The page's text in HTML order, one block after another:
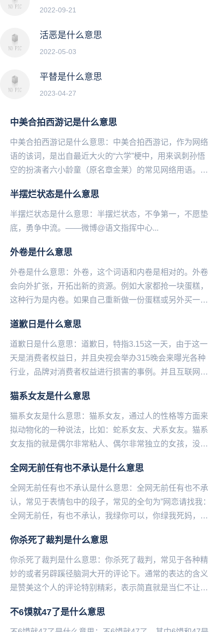
2022-09-21
活恶是什么意思
2022-05-03
平替是什么意思
2023-04-27
中美合拍西游记是什么意思
中美合拍西游记是什么意思：中美合拍西游记，作为网络
语的该词，是出自最近大火的“六学”梗中，用来讽刺孙悟
空的扮演者六小龄童（原名章金莱）的常见网络用语。而
半摆烂状态是什么意思
半摆烂状态是什么意思：半摆烂状态，不争第一，不愿垫
底，勇争中流。——微博@语文指挥中心...
外卷是什么意思
外卷是什么意思：外卷，这个词语和内卷是相对的。外卷
会向外扩张，开拓出新的资源。例如大家都抢一块蛋糕，
这种行为是内卷。如果自己重新做一份蛋糕或另外买一
道歉日是什么意思
道歉日是什么意思：道歉日，特指3.15这一天，由于这一
天是消费者权益日，并且央视会举办315晚会来曝光各种
行业，品牌对消费者权益进行损害的事例。并且‌‌‌‌‌‌‌‌‌互联网也
猫系女友是什么意思
猫系女友是什么意思：猫系女友，通过人‌‌‌‌‌‌‌‌‌‌‌‌的性格等方面来
拟动物化的一种说法，比如：蛇系女友、犬系女友。猫系
女友指的就是偶尔非常粘人、偶尔非常独立的女孩，没有
全网无前任有也不承认是什么意思
全网无前任有也不承认是什么意思：全网无前任有也不承
认，常见于表情包中的段子，常见的全句为”网恋请找我：
全网无前任，有也不承认，我绿你可以，你绿我死妈，
你杀死了裁判是什么意思
你杀死了裁判是什么意思：你杀死了裁判，常见于各种精
妙的或者另辟蹊径脑洞大开的评论下。通常的表达的含义
是赞美这个人的评论特别精彩，表示简直就是当仁不让当
杀...
不6馍就47了是什么意思